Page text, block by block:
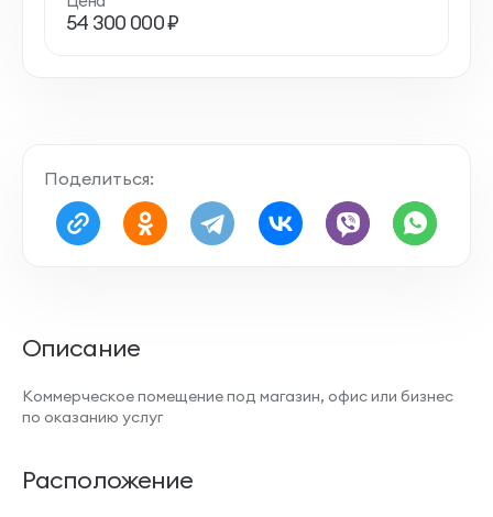
54 300 000 ₽
Поделиться:
Описание
Коммерческое помещение под магазин, офис или бизнес
по оказанию услуг
Расположение